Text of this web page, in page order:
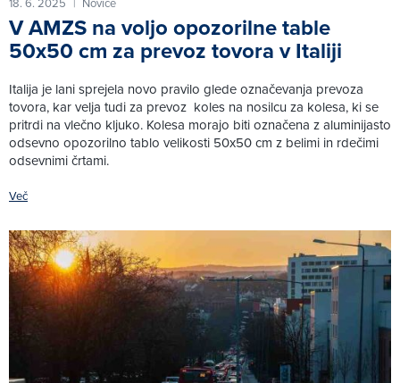
|
V AMZS na voljo opozorilne table
50x50 cm za prevoz tovora v Italiji
Italija je lani sprejela novo pravilo glede označevanja prevoza
tovora, kar velja tudi za prevoz koles na nosilcu za kolesa, ki se
pritrdi na vlečno kljuko. Kolesa morajo biti označena z aluminijasto
odsevno opozorilno tablo velikosti 50x50 cm z belimi in rdečimi
odsevnimi črtami.
Več